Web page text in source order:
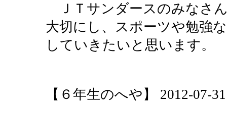
ＪＴサンダースのみなさ
大切にし、スポーツや勉強
していきたいと思います。
【６年生のへや】 2012-07-